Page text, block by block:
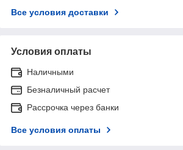
Все условия доставки
Условия оплаты
Наличными
Безналичный расчет
Рассрочка через банки
Все условия оплаты